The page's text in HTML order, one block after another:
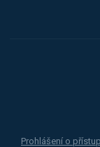
Prohlášení o